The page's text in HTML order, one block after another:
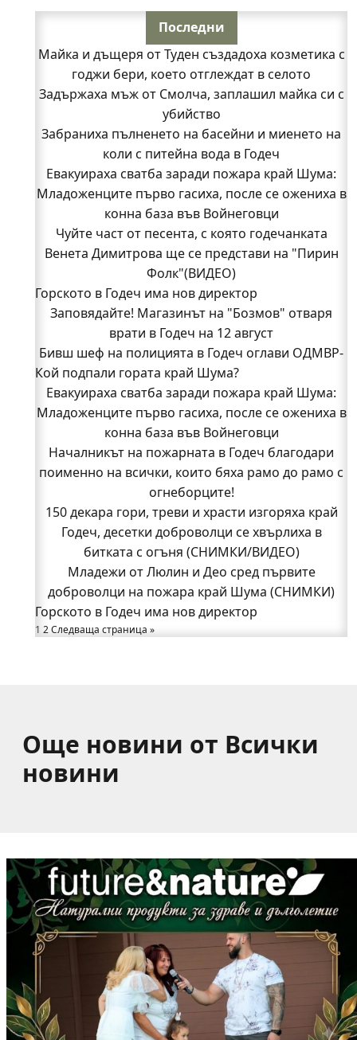
Последни
Майка и дъщеря от Туден създадоха козметика с
годжи бери, което отглеждат в селото
Задържаха мъж от Смолча, заплашил майка си с
убийство
Забраниха пълненето на басейни и миенето на
коли с питейна вода в Годеч
Евакуираха сватба заради пожара край Шума:
Младоженците първо гасиха, после се ожениха в
конна база във Войнеговци
Чуйте част от песента, с която годечанката
Венета Димитрова ще се представи на "Пирин
Фолк"(ВИДЕО)
Горското в Годеч има нов директор
Заповядайте! Магазинът на "Бозмов" отваря
врати в Годеч на 12 август
Бивш шеф на полицията в Годеч оглави ОДМВР-
Видин
Кой подпали гората край Шума?
Младежи от Люлин и Део сред първите
доброволци на пожара край Шума (СНИМКИ)
Началникът на пожарната в Годеч благодари
поименно на всички, които бяха рамо до рамо с
огнеборците!
150 декара гори, треви и храсти изгоряха край
Годеч, десетки доброволци се хвърлиха в
битката с огъня (СНИМКИ/ВИДЕО)
Полицията влиза в селата
Възможни са прекъсвания на тока утре в части
от община Годеч
Какво накара Яна и Станимир да изберат Годеч
Кой подпали гората край Шума?
Евакуираха сватба заради пожара край Шума:
Младоженците първо гасиха, после се ожениха в
конна база във Войнеговци
Началникът на пожарната в Годеч благодари
поименно на всички, които бяха рамо до рамо с
огнеборците!
150 декара гори, треви и храсти изгоряха край
Годеч, десетки доброволци се хвърлиха в
битката с огъня (СНИМКИ/ВИДЕО)
Младежи от Люлин и Део сред първите
доброволци на пожара край Шума (СНИМКИ)
Горското в Годеч има нов директор
1 2Следваща страница »
Още новини от Всички
новини